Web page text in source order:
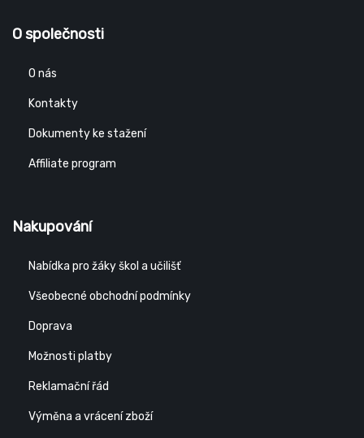
O společnosti
O nás
Kontakty
Dokumenty ke stažení
Affiliate program
Nakupování
Nabídka pro žáky škol a učilišť
Všeobecné obchodní podmínky
Doprava
Možnosti platby
Reklamační řád
Výměna a vrácení zboží